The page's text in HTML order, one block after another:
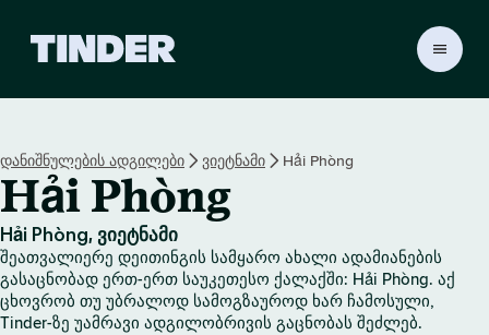
r
H
o
e
დანიშნულების ადგილები ვიეტნამი Hải Phòng
Hải Phòng
Hải Phòng, ვიეტნამი
შეათვალიერე დეითინგის სამყარო ახალი ადამიანების
გასაცნობად ერთ-ერთ საუკეთესო ქალაქში: Hải Phòng. აქ
ცხოვრობ თუ უბრალოდ სამოგზაუროდ ხარ ჩამოსული,
Tinder-ზე უამრავი ადგილობრივის გაცნობას შეძლებ.